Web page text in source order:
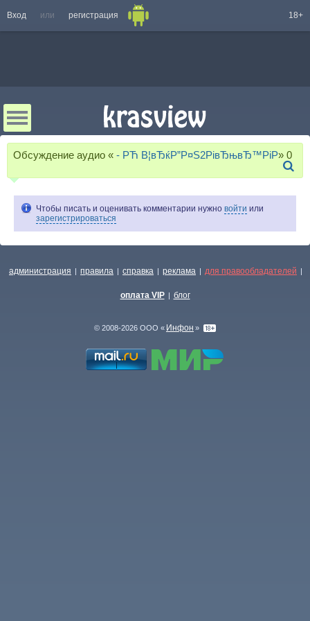
Вход или регистрация 18+
Обсуждение аудио « - РЋ В¦вЂќР”Р¤S2РівЂњвЂ™РіP» 0
Чтобы писать и оценивать комментарии нужно войти или
зарегистрироваться
администрация | правила | справка | реклама | для правообладателей |
оплата VIP | блог
© 2008-2026 ООО « Инфон »